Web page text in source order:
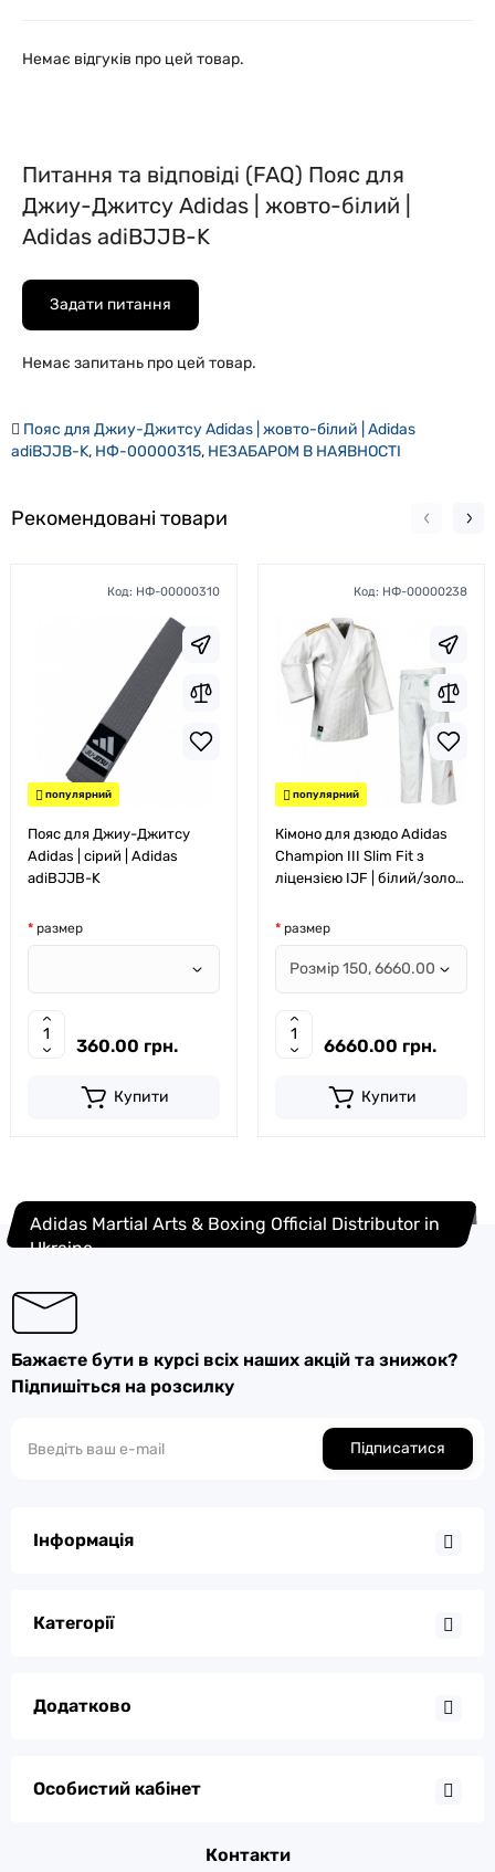
Немає відгуків про цей товар.
Питання та відповіді (FAQ) Пояс для
Джиу-Джитсу Adidas | жовто-білий |
Adidas adiBJJB-K
Задати питання
Немає запитань про цей товар.
Пояс для Джиу-Джитсу Adidas | жовто-білий | Adidas
adiBJJB-K, НФ-00000315, НЕЗАБАРОМ В НАЯВНОСТІ
Рекомендовані товари
Код: НФ-00000310
популярний
Пояс для Джиу-Джитсу
Adidas | сірий | Adidas
adiBJJB-K
размер
360.00 грн.
Купити
Код: НФ-00000238
популярний
Кімоно для дзюдо Adidas
Champion III Slim Fit з
ліцензією IJF | білий/золоті
размер
6660.00 грн.
Купити
Adidas Martial Arts & Boxing Official Distributor in
Ukraine
Бажаєте бути в курсі всіх наших акцій та знижок?
Підпишіться на розсилку
Підписатися
Інформація
Категорії
Додатково
Особистий кабінет
Контакти